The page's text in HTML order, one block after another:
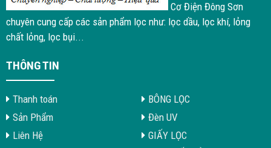
Cơ Điện Đông Sơn
chuyên cung cấp các sản phẩm lọc như: lọc dầu, lọc khí, lỏng
chất lỏng, lọc bụi...
THÔNG TIN
Thanh toán
Sản Phẩm
Liên Hệ
BÔNG LỌC
Đèn UV
GIẤY LỌC